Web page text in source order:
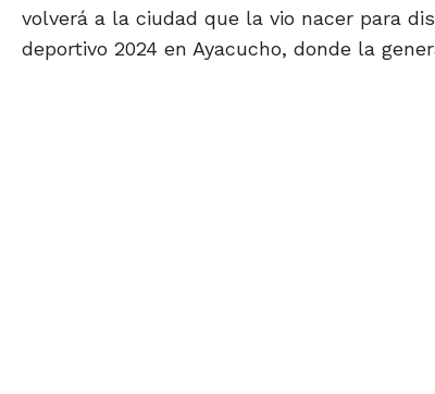
volverá a la ciudad que la vio nacer para
deportivo 2024 en Ayacucho, donde la